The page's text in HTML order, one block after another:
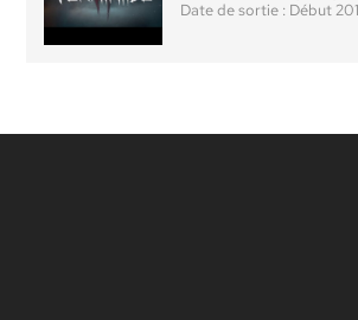
Date de sortie : Début